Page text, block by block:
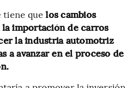
tiene quelos cambios
la importación de carros
la industria automotriz
a avanzar en el proceso de